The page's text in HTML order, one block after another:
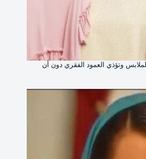
وتؤذي العمود الفقري دون أن